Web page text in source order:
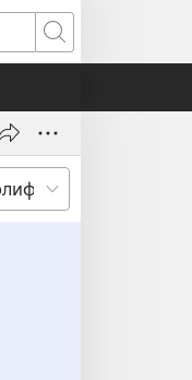
Search